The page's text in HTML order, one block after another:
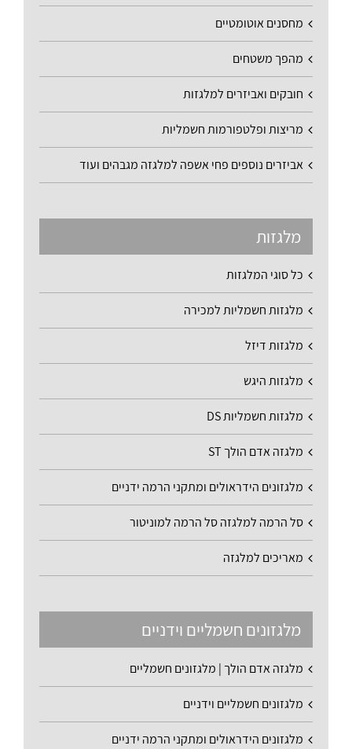
מחסנים אוטומטיים
מהפך משטחים
חובקים ואביזרים למלגזות
מריצות ופלטפורמות חשמליות
אביזרים נוספים פחי אשפה למלגזה מגבהים ועוד
מלגזות
כל סוגי המלגזות
מלגזות חשמליות למכירה
מלגזות דיזל
מלגזות היגש
מלגזות חשמליות DS
מלגזה אדם הולך ST
מלגזונים הידראולים ומתקני הרמה ידניים
סל הרמה למלגזה סל הרמה למוניטור
מאריכים למלגזה
מלגזונים חשמליים וידניים
מלגזה אדם הולך | מלגזונים חשמליים
מלגזונים חשמליים וידניים
מלגזונים הידראולים ומתקני הרמה ידניים